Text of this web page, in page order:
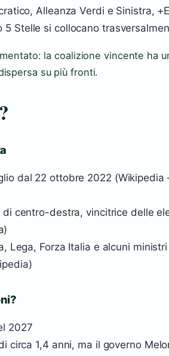
Alleanza Verdi e Sinistra,
Stelle si collocano
la coalizione vincente ha
su più fronti.
dal 22 ottobre 2022 (Wikipedia
centro-destra, vincitrice delle
Lega, Forza Italia e alcuni
2027
circa 1,4 anni, ma il governo